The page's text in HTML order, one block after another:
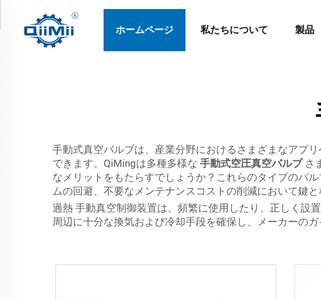
ホームページ 私たちについて 製品
手動式真空バルブは、産業分野におけるさまざまなアプ
できます。QiMingは多種多様な 手動式空圧真空バルブ さ
なメリットをもたらすでしょうか？これらのタイプのバ
ムの回避、不要なメンテナンスコストの削減において鍵と
過熱 手動真空制御装置は、頻繁に使用したり、正しく設
周辺に十分な換気および冷却手段を確保し、メーカーの